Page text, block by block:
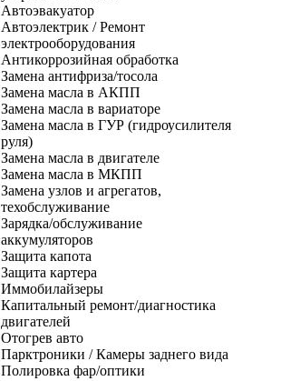
Автоэвакуатор
Автоэлектрик / Ремонт
электрооборудования
Антикоррозийная обработка
Замена антифриза/тосола
Замена масла в АКПП
Замена масла в вариаторе
Замена масла в ГУР (гидроусилителя
руля)
Замена масла в двигателе
Замена масла в МКПП
Замена узлов и агрегатов,
техобслуживание
Зарядка/обслуживание
аккумуляторов
Защита капота
Защита картера
Иммобилайзеры
Капитальный ремонт/диагностика
двигателей
Отогрев авто
Парктроники / Камеры заднего вида
Полировка фар/оптики